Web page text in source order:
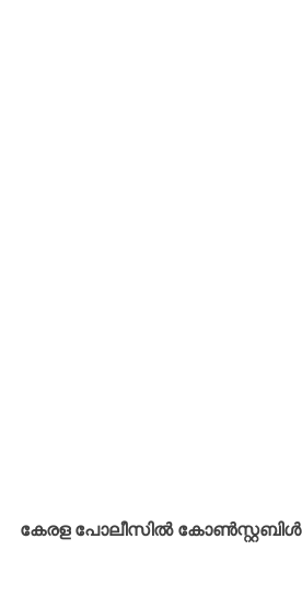
കേരള പോലീസിൽ കോൺസ്റ്റബിൾ